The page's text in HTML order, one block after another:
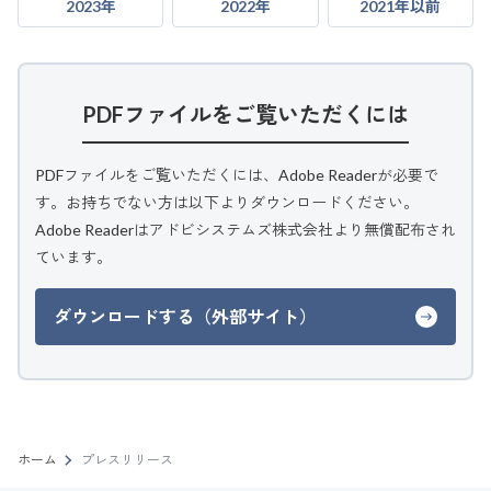
2023年 2022年 2021年以前
PDFファイルをご覧いただくには
PDFファイルをご覧いただくには、Adobe Readerが必要で
す。お持ちでない方は以下よりダウンロードください。
Adobe Readerはアドビシステムズ株式会社より無償配布され
ています。
ダウンロードする（外部サイト）
ホーム プレスリリース